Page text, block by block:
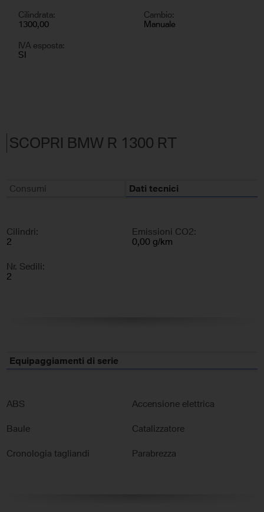
Cilindrata:
1300,00
Cambio:
Manuale
IVA esposta:
SI
SCOPRI BMW R 1300 RT
Consumi Dati tecnici
Cilindri:
2
Emissioni CO2:
0,00 g/km
Nr. Sedili:
2
Equipaggiamenti di serie
ABS Accensione elettrica
Baule Catalizzatore
Cronologia tagliandi Parabrezza